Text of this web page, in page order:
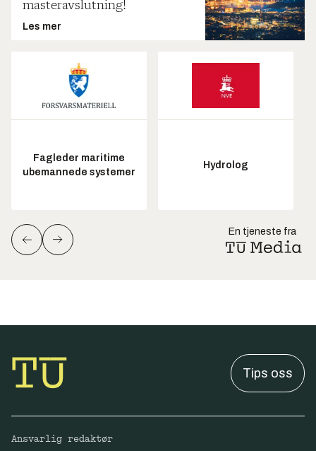
masteravslutning!
Les mer
Fagleder maritime
ubemannede systemer
Hydrolog
En tjeneste fra
Tips oss
Ansvarlig redaktør